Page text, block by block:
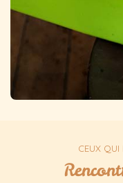
CEUX QUI